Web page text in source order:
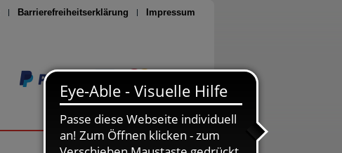
Barrierefreiheitserklärung Impressum
Seite drucken